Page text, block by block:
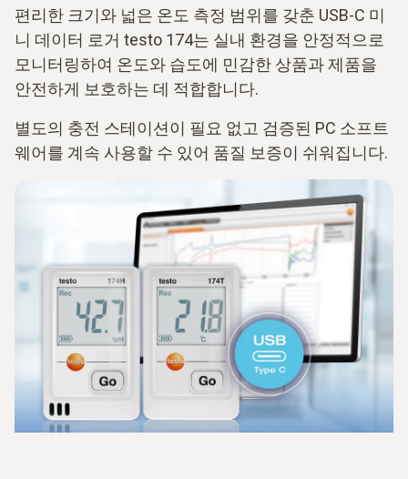
편리한 크기와 넓은 온도 측정 범위를 갖춘 USB-C 미
니 데이터 로거 testo 174는 실내 환경을 안정적으로
모니터링하여 온도와 습도에 민감한 상품과 제품을
안전하게 보호하는 데 적합합니다.
별도의 충전 스테이션이 필요 없고 검증된 PC 소프트
웨어를 계속 사용할 수 있어 품질 보증이 쉬워집니다.